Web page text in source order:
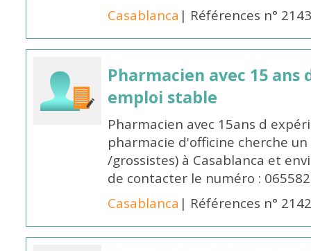
Casablanca | Références n°
Pharmacien avec 15
emploi stable
Pharmacien avec 15ans d
pharmacie d'officine cherche
/grossistes) à Casablanca et
de contacter le numéro :
Casablanca | Références n°